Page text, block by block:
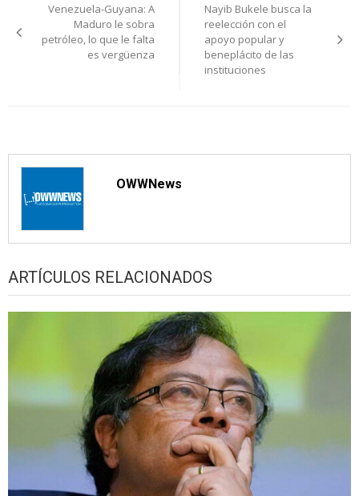
de
entradas
Venezuela-Guyana: A
Maduro le sobra
petróleo, lo que le falta
es vergüenza
Nayib Bukele busca la
reelección con el
apoyo popular y
beneplácito de las
instituciones
OWWNews
ARTÍCULOS RELACIONADOS